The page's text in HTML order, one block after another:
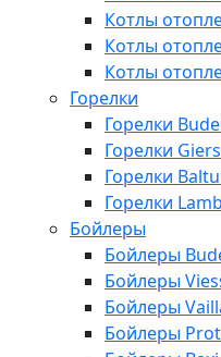
Котлы
Котлы
Котлы
Горелки
Горелки
Горелки
Горелки
Горелки
Бойлеры
Бойлеры
Бойлеры
Бойлеры
Бойлеры